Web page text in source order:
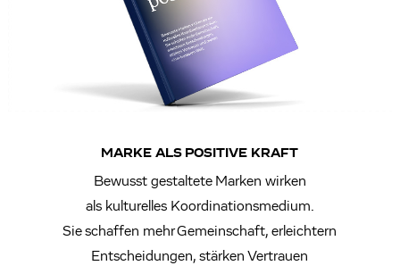
MARKE ALS POSITIVE KRAFT
Bewusst gestaltete Marken wirken
als kulturelles Koordinationsmedium.
Sie schaffen mehr Gemeinschaft, erleichtern
Entscheidungen, stärken Vertrauen